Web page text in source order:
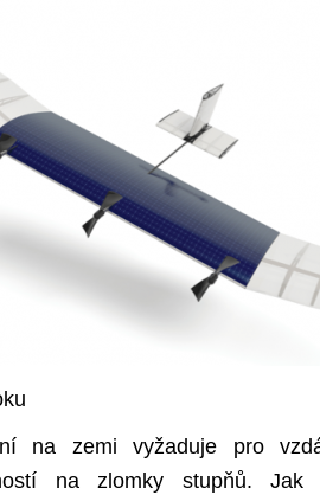
na zemi vyžaduje pro
na zlomky stupňů. Jak